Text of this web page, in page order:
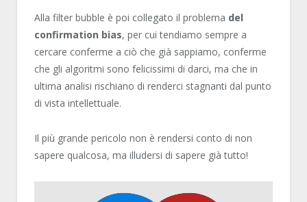
Alla filter bubble è poi collegato il problema del
confirmation bias, per cui tendiamo sempre a
cercare conferme a ciò che già sappiamo, conferme
che gli algoritmi sono felicissimi di darci, ma che in
ultima analisi rischiano di renderci stagnanti dal punto
di vista intellettuale.
Il più grande pericolo non è rendersi conto di non
sapere qualcosa, ma illudersi di sapere già tutto!